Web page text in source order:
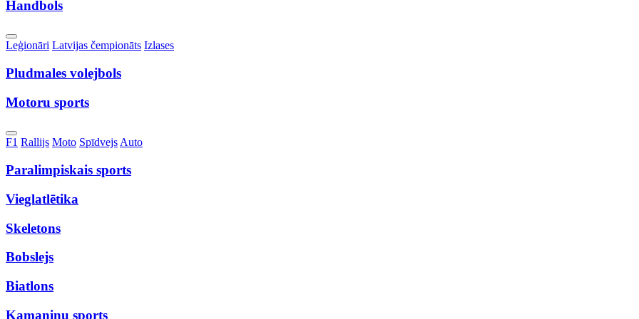
Handbols
Toggle
Dropdown
Leģionāri Latvijas čempionāts Izlases
Pludmales volejbols
Motoru sports
Toggle
Dropdown
F1 Rallijs Moto SpīdvejsAuto
Paralimpiskais sports
Vieglatlētika
Skeletons
Bobslejs
Biatlons
Kamaniņu sports